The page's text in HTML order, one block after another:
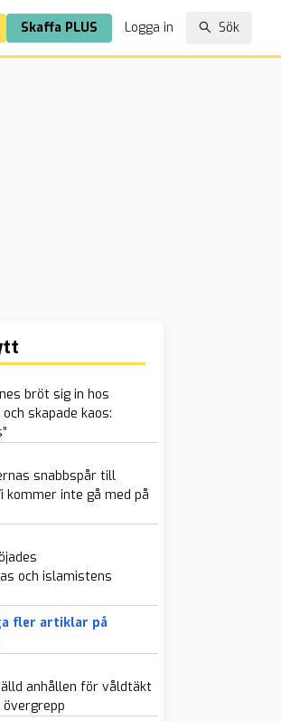
Skaffa PLUS Logga in Sök
bröt sig in hos
skapade kaos:
snabbspår till
kommer inte gå med på
och islamistens
fler artiklar på
anhållen för våldtäkt